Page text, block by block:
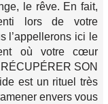
le rêve. En fait,
lors de votre
l’appellerons ici le
où votre cœur
SON
est un rituel très
envers vous